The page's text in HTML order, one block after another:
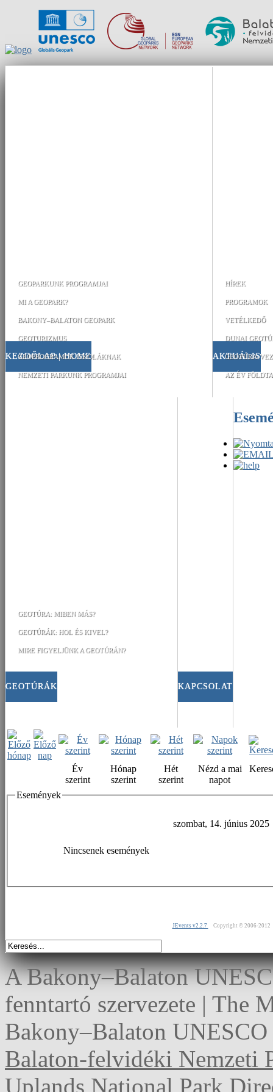
KEZDŐLAP | HOME
GEOPARKUNK PROGRAMJAI
MI A GEOPARK?
BAKONY–BALATON GEOPARK
GEOTURIZMUS
GEOPROGRAMOK ISKOLÁKNAK
NEMZETI PARKUNK PROGRAMJAI
AKTUÁLIS
HÍREK
PROGRAMOK
VETÉLKEDŐ
DUNAI
GEOTÚRA-
AZ ÉV
GEOTÚRÁK
GEOTÚRA: MIBEN MÁS?
GEOTÚRÁK: HOL ÉS KIVEL?
MIRE FIGYELJÜNK A GEOTÚRÁN?
KAPCSOLAT
Év
szerint
Hónap
szerint
Hét
szerint
Nézd a mai
napot
Események
szombat, 14. június 2025
Nincsenek események
JEvents v2.2.7 Copyright © 2006-2012
A Bakony–Balaton
fenntartó szervezete | The
Bakony–Balaton
Balaton-felvidéki Nemzeti
Uplands National Park